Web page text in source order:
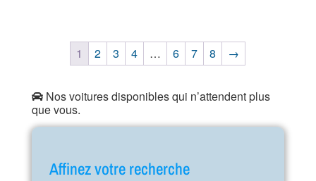
1 2 3 4 … 6 7 8 →
Nos voitures disponibles qui n’attendent plus
que vous.
Affinez votre recherche